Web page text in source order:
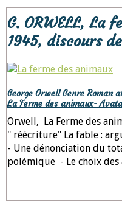
G. ORWELL, La
1945, discours
George Orwell Genre Roman
La Ferme des animaux-
Orwell, La Ferme des
" réécriture" La fable :
- Une dénonciation du
polémique - Le choix